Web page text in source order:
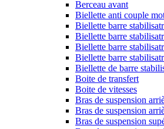
Berceau avant
Biellette anti couple
Biellette barre
Biellette barre
Biellette barre
Biellette barre
Biellette de barre
Boite de transfert
Boite de vitesses
Bras de suspension
Bras de suspension
Bras de suspension